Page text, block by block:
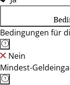
Bedingungen für
Nein
Mindest-